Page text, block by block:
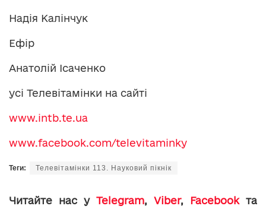
Надія Калінчук
Ефір
Анатолій Ісаченко
усі Телевітамінки на сайті
www.intb.te.ua
www.facebook.com/televitaminky
Теги: Телевітамінки 113. Науковий пікнік
Читайте нас у Telegram, Viber, Facebookта